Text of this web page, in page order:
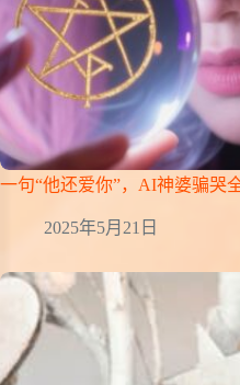
一句“他还爱你”，AI神婆骗哭
2025年5月21日